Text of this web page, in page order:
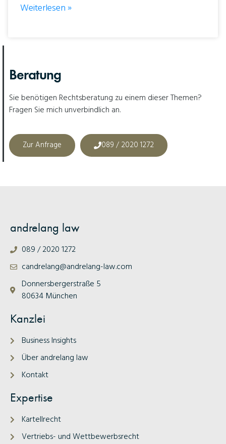
Weiterlesen »
Beratung
Sie benötigen Rechtsberatung zu einem dieser Themen?
Fragen Sie mich unverbindlich an.
Zur Anfrage 089 / 2020 1272
andrelang law
089 / 2020 1272
candrelang@andrelang-law.com
Donnersbergerstraße 5
80634 München
Kanzlei
Business Insights
Über andrelang law
Kontakt
Expertise
Kartellrecht
Vertriebs- und Wettbewerbsrecht